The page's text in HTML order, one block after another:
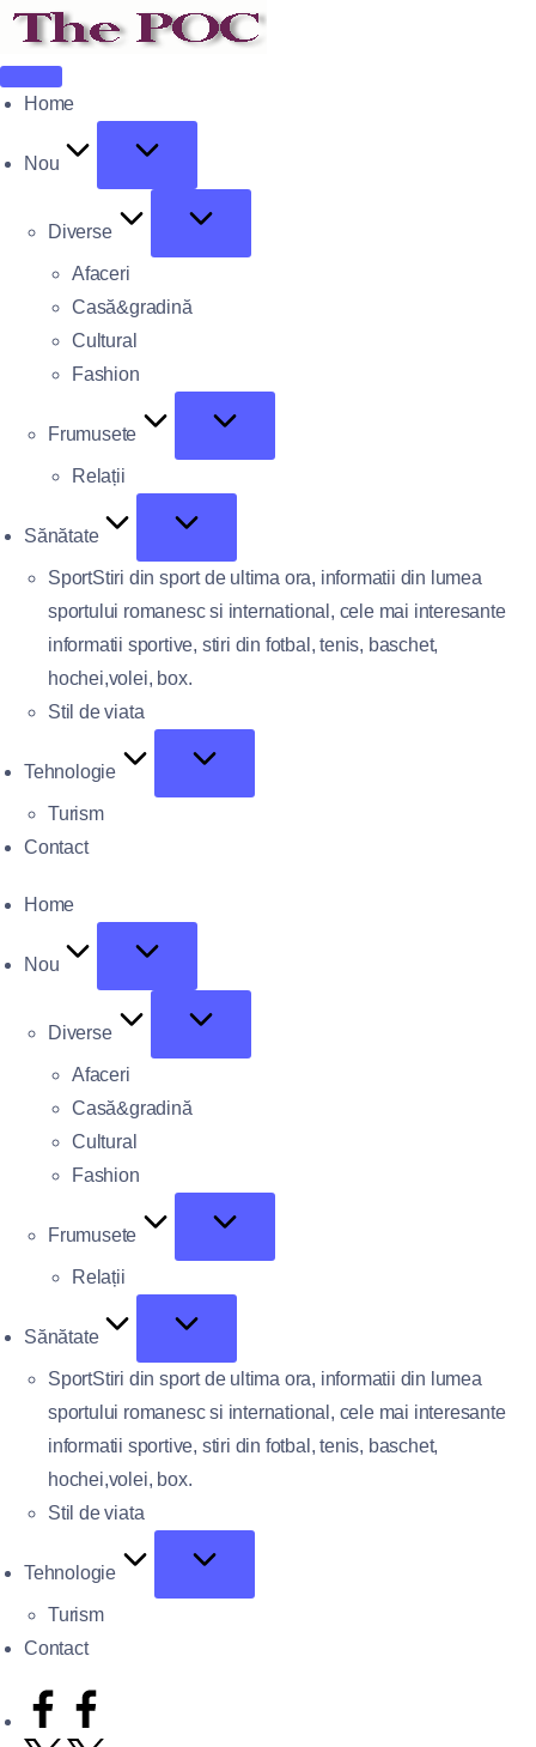
Home
Nou
Diverse
Afaceri
Casă&gradină
Cultural
Fashion
Frumusete
Relații
Sănătate
SportStiri din sport de ultima ora, informatii din lumea
sportului romanesc si international, cele mai interesante
informatii sportive, stiri din fotbal, tenis, baschet,
hochei,volei, box.
Stil de viata
Tehnologie
Turism
Contact
Home
Nou
Diverse
Afaceri
Casă&gradină
Cultural
Fashion
Frumusete
Relații
Sănătate
SportStiri din sport de ultima ora, informatii din lumea
sportului romanesc si international, cele mai interesante
informatii sportive, stiri din fotbal, tenis, baschet,
hochei,volei, box.
Stil de viata
Tehnologie
Turism
Contact